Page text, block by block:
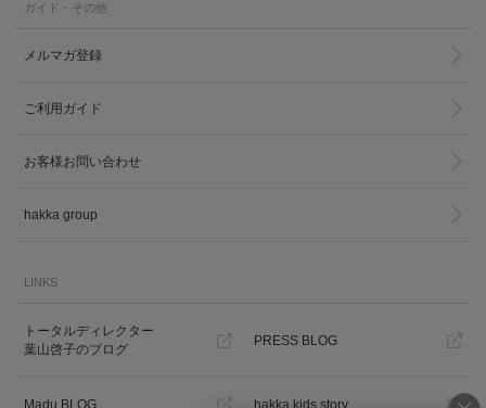
ガイド・その他
メルマガ登録
ご利用ガイド
お客様お問い合わせ
hakka group
LINKS
トータルディレクター
葉山啓子のブログ
PRESS BLOG